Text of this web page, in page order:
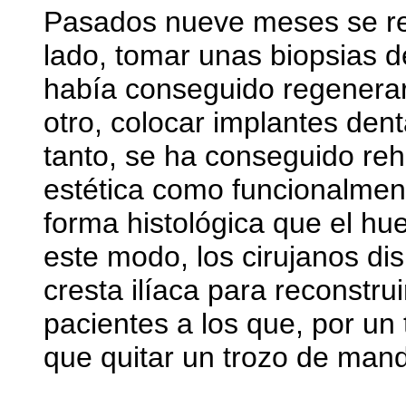
Pasados nueve meses se
lado, tomar unas biopsias
había conseguido
otro, colocar implantes
tanto, se ha conseguido
estética como
forma histológica que el
este modo, los cirujanos
cresta ilíaca para
pacientes a los que, por
que quitar un trozo de